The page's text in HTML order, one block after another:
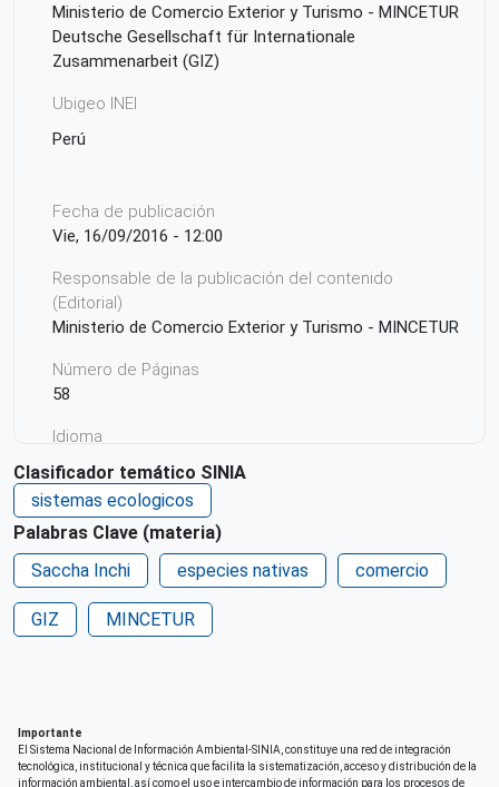
Ministerio de Comercio Exterior y Turismo - MINCETUR
Deutsche Gesellschaft für Internationale
Zusammenarbeit (GIZ)
Ubigeo INEI
Perú
Fecha de publicación
Vie, 16/09/2016 - 12:00
Responsable de la publicación del contenido
(Editorial)
Ministerio de Comercio Exterior y Turismo - MINCETUR
Número de Páginas
58
Idioma
Español
País de origen de la Publicación o Recurso
Perú
Patrocinio
Deutsche Gesellschaft für Internationale
Zusammenarbeit (GIZ)
Derechos de acceso
Acceso irrestricto a todo su contenido
Clasificador temático SINIA
sistemas ecologicos
Palabras Clave (materia)
Saccha Inchi
especies nativas comercio
GIZ MINCETUR
Importante
El Sistema Nacional de Información Ambiental-SINIA, constituye una red de integración
tecnológica, institucional y técnica que facilita la sistematización, acceso y distribución de la
información ambiental, así como el uso e intercambio de información para los procesos de